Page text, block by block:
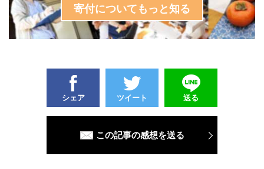
寄付についてもっと知る
シェア ツイート 送る
この記事の感想を送る